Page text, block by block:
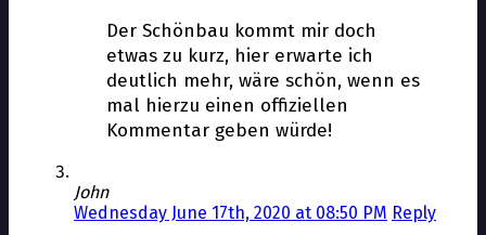
Der Schönbau kommt mir doch
etwas zu kurz, hier erwarte ich
deutlich mehr, wäre schön, wenn es
mal hierzu einen offiziellen
Kommentar geben würde!
John
Wednesday June 17th, 2020 at 08:50 PM Reply